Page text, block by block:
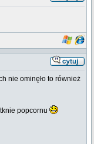
nie ominęło to również
popcornu